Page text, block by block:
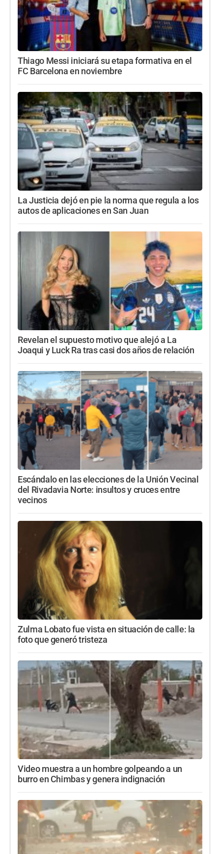
Thiago Messi iniciará su etapa formativa en el
FC Barcelona en noviembre
La Justicia dejó en pie la norma que regula a los
autos de aplicaciones en San Juan
Revelan el supuesto motivo que alejó a La
Joaqui y Luck Ra tras casi dos años de relación
Escándalo en las elecciones de la Unión Vecinal
del Rivadavia Norte: insultos y cruces entre
vecinos
Zulma Lobato fue vista en situación de calle: la
foto que generó tristeza
Video muestra a un hombre golpeando a un
burro en Chimbas y genera indignación